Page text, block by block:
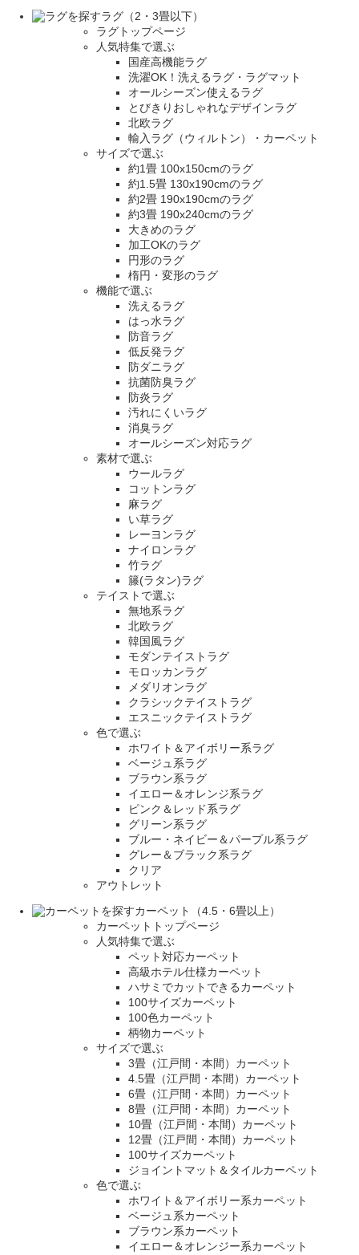
ラグ（2・3畳以下）
ラグトップページ
人気特集で選ぶ
国産高機能ラグ
洗濯OK！洗えるラグ・ラグマット
オールシーズン使えるラグ
とびきりおしゃれなデザインラグ
北欧ラグ
輸入ラグ（ウィルトン）・カーペット
サイズで選ぶ
約1畳 100x150cmのラグ
約1.5畳 130x190cmのラグ
約2畳 190x190cmのラグ
約3畳 190x240cmのラグ
大きめのラグ
加工OKのラグ
円形のラグ
楕円・変形のラグ
機能で選ぶ
洗えるラグ
はっ水ラグ
防音ラグ
低反発ラグ
防ダニラグ
抗菌防臭ラグ
防炎ラグ
汚れにくいラグ
消臭ラグ
オールシーズン対応ラグ
素材で選ぶ
ウールラグ
コットンラグ
麻ラグ
い草ラグ
レーヨンラグ
ナイロンラグ
竹ラグ
籐(ラタン)ラグ
テイストで選ぶ
無地系ラグ
北欧ラグ
韓国風ラグ
モダンテイストラグ
モロッカンラグ
メダリオンラグ
クラシックテイストラグ
エスニックテイストラグ
色で選ぶ
ホワイト＆アイボリー系ラグ
ベージュ系ラグ
ブラウン系ラグ
イエロー＆オレンジ系ラグ
ピンク＆レッド系ラグ
グリーン系ラグ
ブルー・ネイビー＆パープル系ラグ
グレー＆ブラック系ラグ
クリア
アウトレット
カーペット（4.5・6畳以上）
カーペットトップページ
人気特集で選ぶ
ペット対応カーペット
高級ホテル仕様カーペット
ハサミでカットできるカーペット
100サイズカーペット
100色カーペット
柄物カーペット
サイズで選ぶ
3畳（江戸間・本間）カーペット
4.5畳（江戸間・本間）カーペット
6畳（江戸間・本間）カーペット
8畳（江戸間・本間）カーペット
10畳（江戸間・本間）カーペット
12畳（江戸間・本間）カーペット
100サイズカーペット
ジョイントマット＆タイルカーペット
色で選ぶ
ホワイト＆アイボリー系カーペット
ベージュ系カーペット
ブラウン系カーペット
イエロー＆オレンジー系カーペット